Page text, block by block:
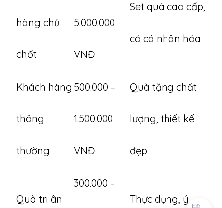
hàng chủ
chốt
5.000.000
VNĐ
Set quà cao cấp,
có cá nhân hóa
Khách hàng
thông
thường
500.000 –
1.500.000
VNĐ
Quà tặng chất
lượng, thiết kế
đẹp
Quà tri ân
300.000 –
Thực dụng, ý